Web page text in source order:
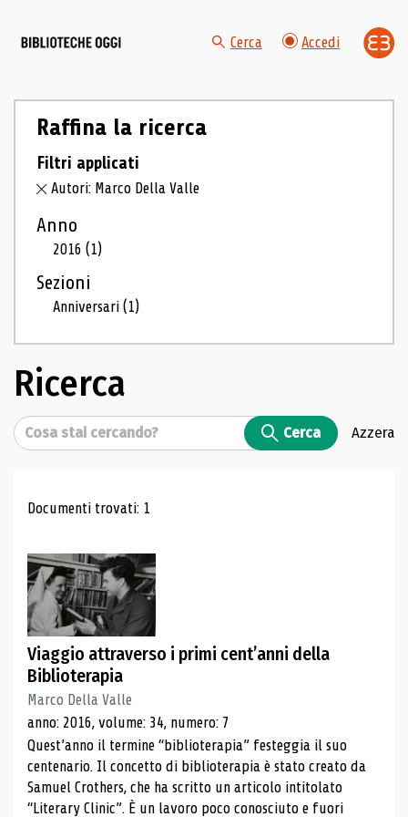
Cerca Accedi
Raffina la ricerca
Filtri applicati
Autori: Marco Della Valle
Anno
2016(1)
Sezioni
Anniversari(1)
Ricerca
Cerca Cerca Azzera
Risultati di ricerca
Documenti trovati: 1
Viaggio attraverso i primi cent’anni della
Biblioterapia
Marco Della Valle
anno: 2016, volume: 34, numero: 7
Quest’anno il termine “biblioterapia” festeggia il suo
centenario. Il concetto di biblioterapia è stato creato da
Samuel Crothers, che ha scritto un articolo intitolato
“Literary Clinic”. È un lavoro poco conosciuto e fuori